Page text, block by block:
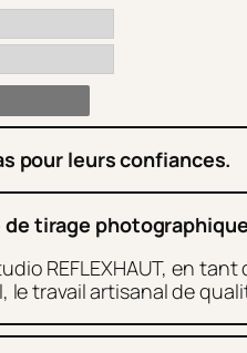
pour leurs confiances.
de tirage
REFLEXHAUT, en
le travail artisanal de